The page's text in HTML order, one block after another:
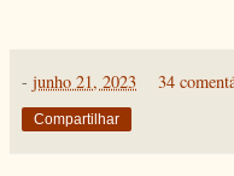
- junho 21, 2023 34
Compartilhar